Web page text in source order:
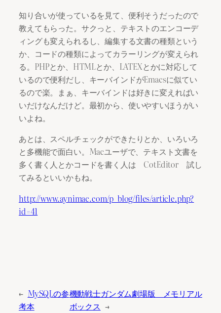
知り合いが使っているを見て、便利そうだったので
教えてもらった。サクっと、テキストのエンコーデ
ィングも変えられるし、編集する文書の種類という
か、コードの種類によってカラーリングが変えられ
る。PHPとか、HTMLとか、LATEXとかに対応して
いるので便利だし、キーバインドがEmacsに似てい
るので楽。まぁ、キーバインドは好きに変えればい
いだけなんだけど。最初から、使いやすいほうがい
いよね。
あとは、スペルチェックができたりとか、いろいろ
と多機能で面白い。Macユーザで、テキスト文書を
多く書く人とかコードを書く人は CotEditor 試し
てみるといいかもね。
http://www.aynimac.com/p_blog/files/article.php?
id=41
← MySQLの参
考本
機動戦士ガンダム劇場版 メモリアル
ボックス →